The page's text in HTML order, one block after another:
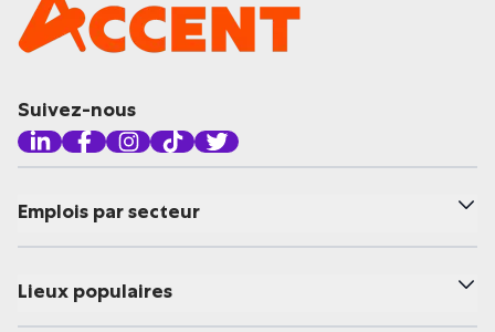
Suivez-nous
Emplois par secteur
Lieux populaires